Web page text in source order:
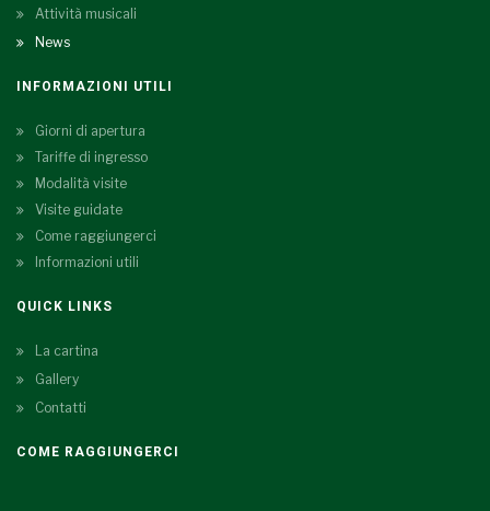
Attività musicali
News
INFORMAZIONI UTILI
Giorni di apertura
Tariffe di ingresso
Modalità visite
Visite guidate
Come raggiungerci
Informazioni utili
QUICK LINKS
La cartina
Gallery
Contatti
COME RAGGIUNGERCI